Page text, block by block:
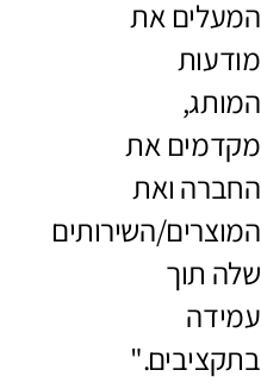
המעלים את
מודעות
המותג,
מקדמים את
החברה ואת
המוצרים/השירותים
שלה תוך
עמידה
בתקציבים."